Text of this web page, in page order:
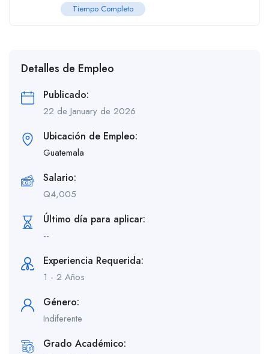
Tiempo Completo
Detalles de Empleo
Publicado:
22 de January de 2026
Ubicación de Empleo:
Guatemala
Salario:
Q4,005
Último día para aplicar:
--
Experiencia Requerida:
1 - 2 Años
Género:
Indiferente
Grado Académico: